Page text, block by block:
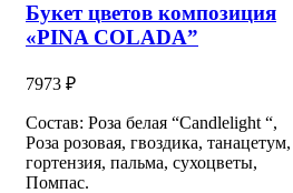
Букет цветов композиция
«PINA COLADA”
7973 ₽
Состав: Роза белая “Candlelight “,
Роза розовая, гвоздика, танацетум,
гортензия, пальма, сухоцветы,
Помпас.